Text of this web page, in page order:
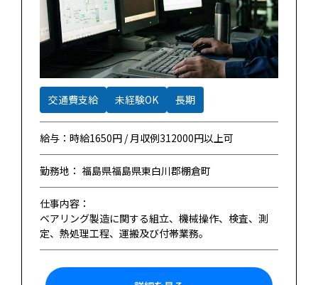
交通費支給 未経験OK 長期
給与：時給1650円 / 月収例312000円以上可
勤務地： 福島県福島県東白川郡棚倉町
仕事内容：
ベアリング製造に関する組立、機械操作、検査、測
定、熱処理工程、運搬及び付帯業務。